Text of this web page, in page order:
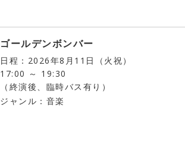
ゴールデンボンバー
日程：2026年8月11日（火祝）
17:00 ～ 19:30
（終演後、臨時バス有り）
ジャンル：音楽